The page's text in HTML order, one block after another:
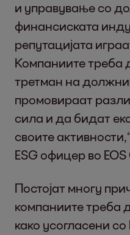
и управување со
финансиската
репутацијата
Компаниите треба
третман на
промовираат
сила и да бидат
своите
ESG офицер во
Постојат многу
компаниите треба
како усогласени со